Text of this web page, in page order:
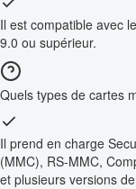
Il est compatible avec
9.0 ou supérieur.
Quels types de cartes
Il prend en charge
(MMC), RS-MMC,
et plusieurs versions